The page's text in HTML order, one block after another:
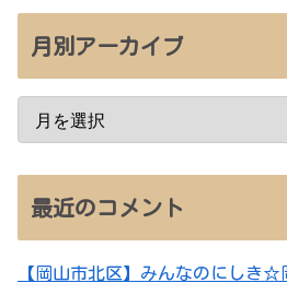
月別アーカイブ
最近のコメント
【岡山市北区】みんなのにしき